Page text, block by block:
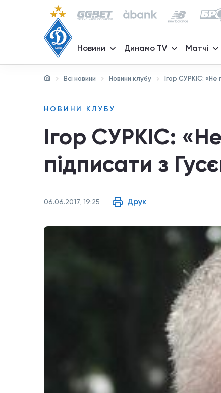
Новини Динамо TV Матчі
Всі новини Новини клубу Ігор СУРКІС: «Не
НОВИНИ КЛУБУ
Ігор СУРКІС:
підписати з
06.06.2017, 19:25 Друк